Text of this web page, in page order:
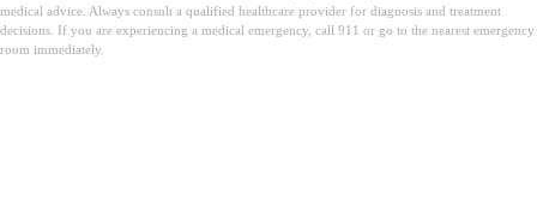
medical advice. Always consult a qualified healthcare provider for diagnosis and treatment
decisions. If you are experiencing a medical emergency, call 911 or go to the nearest emergency
room immediately.